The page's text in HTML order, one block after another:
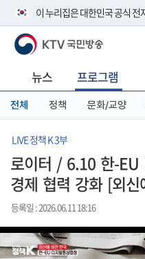
이 누리집은 대한민국 공식
공식 누리집 주소 확인하기
니다.
이밖에 or.kr 또는 .kr등 다른
서 도메인 주소를 확인해 보세요
KTV 국민방송
뉴스 프로그램
전체 정책 문화/교양
LIVE 정책 K 3부
로이터 / 6.10 한-EU
경제 협력 강화 [외
등록일 : 2026.06.11 18:16